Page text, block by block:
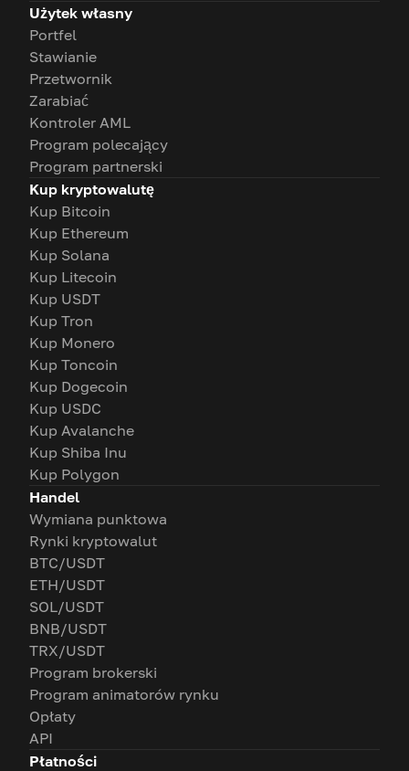
Użytek własny
Portfel
Stawianie
Przetwornik
Zarabiać
Kontroler AML
Program polecający
Program partnerski
Kup kryptowalutę
Kup Bitcoin
Kup Ethereum
Kup Solana
Kup Litecoin
Kup USDT
Kup Tron
Kup Monero
Kup Toncoin
Kup Dogecoin
Kup USDC
Kup Avalanche
Kup Shiba Inu
Kup Polygon
Handel
Wymiana punktowa
Rynki kryptowalut
BTC/USDT
ETH/USDT
SOL/USDT
BNB/USDT
TRX/USDT
Program brokerski
Program animatorów rynku
Opłaty
API
Płatności